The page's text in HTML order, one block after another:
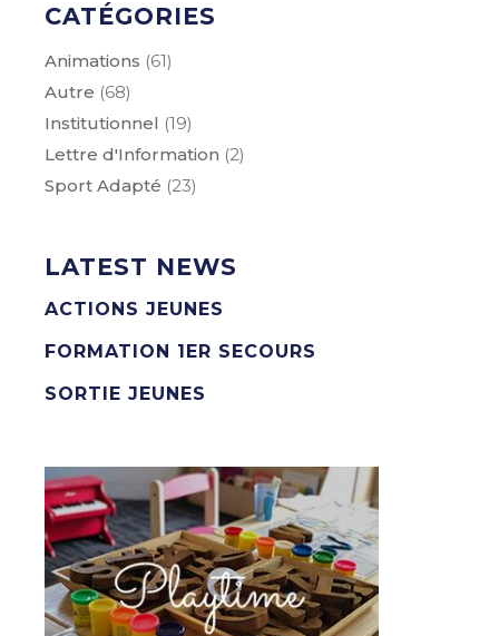
CATÉGORIES
Animations (61)
Autre (68)
Institutionnel (19)
Lettre d'Information (2)
Sport Adapté (23)
LATEST NEWS
ACTIONS JEUNES
FORMATION 1ER SECOURS
SORTIE JEUNES